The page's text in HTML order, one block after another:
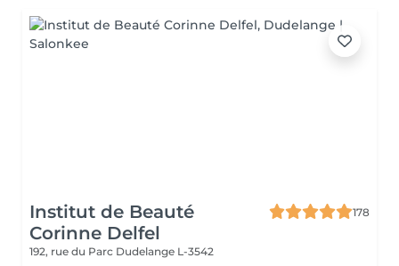
Institut de Beauté
Corinne Delfel
178
192, rue du Parc Dudelange L-3542